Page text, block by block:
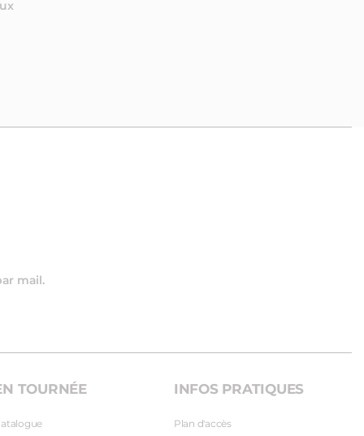
TOURNÉE INFOS PRATIQUES
Plan d'accès
mail.